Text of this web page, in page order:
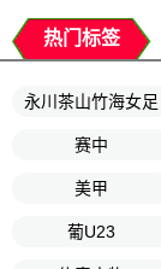
热门标签
永川茶山竹海女足
赛中
美甲
葡U23